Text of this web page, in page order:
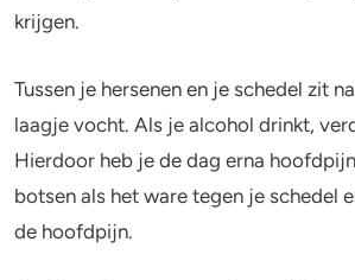
alcohol?
Kan je alcohol drinken
neemt tegen migraine?
Kan je hoofdpijn krijgen
je in de overgang bent?
krijgen.
Tussen je hersenen en je schedel zit
laagje vocht. Als je alcohol drinkt,
Hierdoor heb je de dag erna
botsen als het ware tegen je schedel
de hoofdpijn.